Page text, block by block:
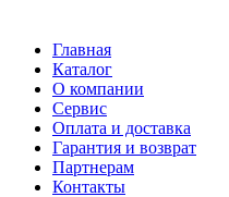
Главная
Каталог
О компании
Сервис
Оплата и доставка
Гарантия и возврат
Партнерам
Контакты